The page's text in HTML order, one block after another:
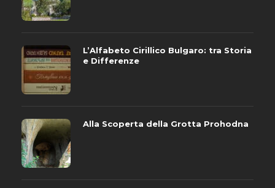
L’Alfabeto Cirillico Bulgaro: tra Storia
e Differenze
Alla Scoperta della Grotta Prohodna